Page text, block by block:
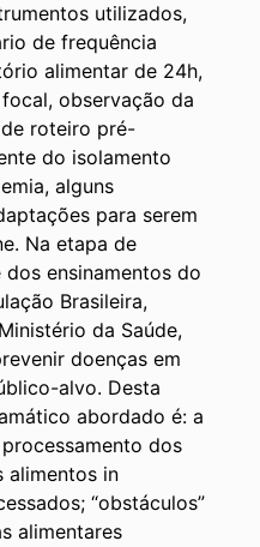
utilizados,
de frequência
alimentar de 24h,
observação da
roteiro pré-
do isolamento
alguns
para serem
Na etapa de
ensinamentos do
Brasileira,
da Saúde,
doenças em
alvo. Desta
abordado é: a
dos
alimentos in
“obstáculos”
alimentares